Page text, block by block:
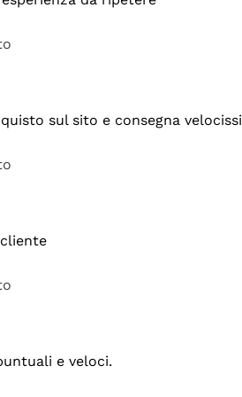
sul sito e consegna
e veloci.